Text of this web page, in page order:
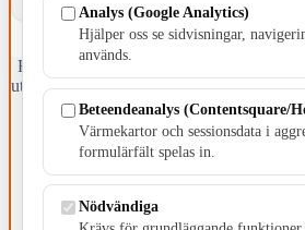
Fristående webbtidningsföretag grundat
ut tidningen Skillingaryd.nu och 2010
april 2026 omfattar Skillingaryd.nu
Värnamo och Vaggeryds
Kontakta oss
E-post:
Postadress: Gisslaköp 1, 568
Analys (Google Analytics)
Hjälper oss se sidvisningar,
används.
Beteendeanalys (Contentsquare/
Värmekartor och sessionsdata i
formulärfält spelas in.
Nödvändiga